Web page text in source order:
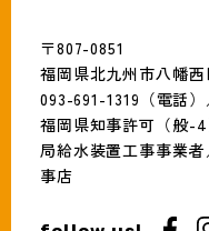
〒807-0851
福岡県北九州市八幡
093-691-1319（電話）
福岡県知事許可（般-
局給水装置工事事業
事店